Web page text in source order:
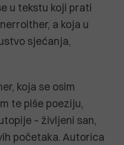
u tekstu koji prati
a koja u
sjećanja,
koja se osim
te piše poeziju,
– življeni san,
početaka. Autorica